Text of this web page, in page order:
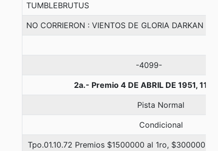
TUMBLEBRUTUS
NO CORRIERON : VIENTOS DE GLORIA DARKAN
-4099-
2a.- Premio 4 DE ABRIL DE 1951,
Pista Normal
Condicional
Tpo.01.10.72 Premios $1500000 al 1ro, $300000